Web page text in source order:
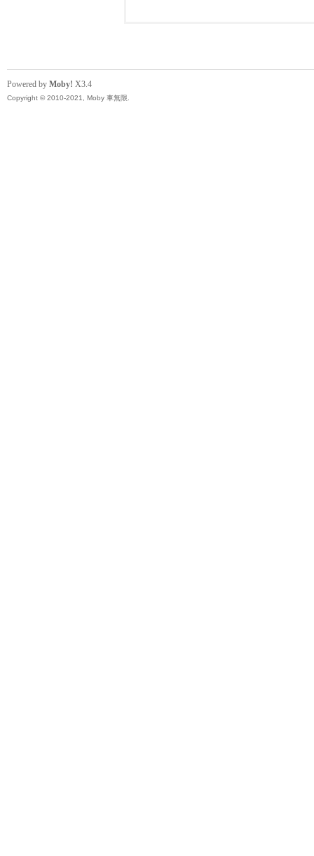
Powered by Moby! X3.4
Copyright © 2010-2021, Moby 車無限.